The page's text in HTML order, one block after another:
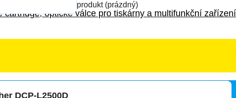
produkt (prázdný)
cartridge, optické válce pro tiskárny a multifunkční zařízení
DCP-L2500D